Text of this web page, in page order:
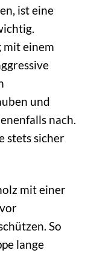
ist eine
mit einem
und
nach.
stets sicher
mit einer
So
lange